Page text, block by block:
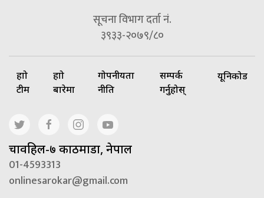
सूचना विभाग दर्ता नं.
३९३३-२०७९/८०
हाम्रो
टीम
हाम्रो
बारेमा
गोपनीयता
नीति
सम्पर्क
गर्नुहोस्
यूनिकोड
चावहिल-७ काठमाडौं, नेपाल
01-4593313
onlinesarokar@gmail.com